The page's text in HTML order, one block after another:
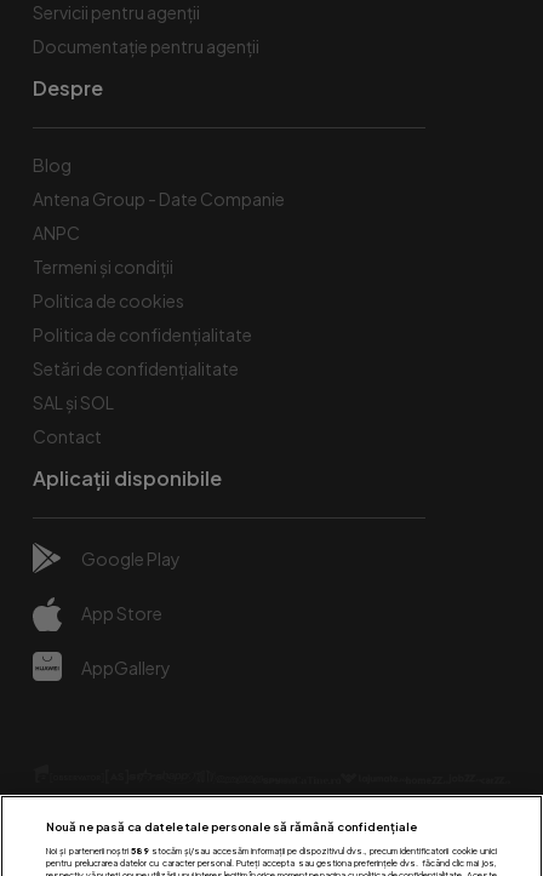
Servicii pentru agenții
Documentație pentru agenții
Despre
Blog
Antena Group - Date Companie
ANPC
Termeni și condiții
Politica de cookies
Politica de confidențialitate
Setări de confidențialitate
SAL și SOL
Contact
Aplicații disponibile
Google Play
App Store
AppGallery
Nouă ne pasă ca datele tale personale să rămână confidențiale
Noi și partenerii noștri 589stocăm și/sau accesăm informații pe dispozitivul dvs., precum identificatorii cookie unici
pentru prelucrarea datelor cu caracter personal. Puteți accepta sau gestiona preferințele dvs. făcând clic mai jos,